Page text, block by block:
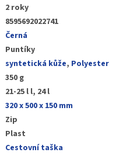
2 roky
8595692022741
Černá
Puntíky
syntetická kůže, Polyester
350 g
21-25 l l, 24 l
320 x 500 x 150 mm
Zip
Plast
Cestovní taška